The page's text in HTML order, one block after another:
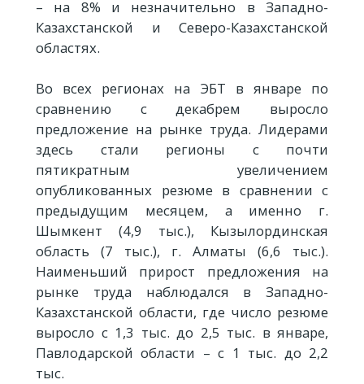
– на 8% и незначительно в Западно-
Казахстанской и Северо-Казахстанской
областях.
Во всех регионах на ЭБТ в январе по
сравнению с декабрем выросло
предложение на рынке труда. Лидерами
здесь стали регионы с почти
пятикратным увеличением
опубликованных резюме в сравнении с
предыдущим месяцем, а именно г.
Шымкент (4,9 тыс.), Кызылординская
область (7 тыс.), г. Алматы (6,6 тыс.).
Наименьший прирост предложения на
рынке труда наблюдался в Западно-
Казахстанской области, где число резюме
выросло с 1,3 тыс. до 2,5 тыс. в январе,
Павлодарской области – с 1 тыс. до 2,2
тыс.